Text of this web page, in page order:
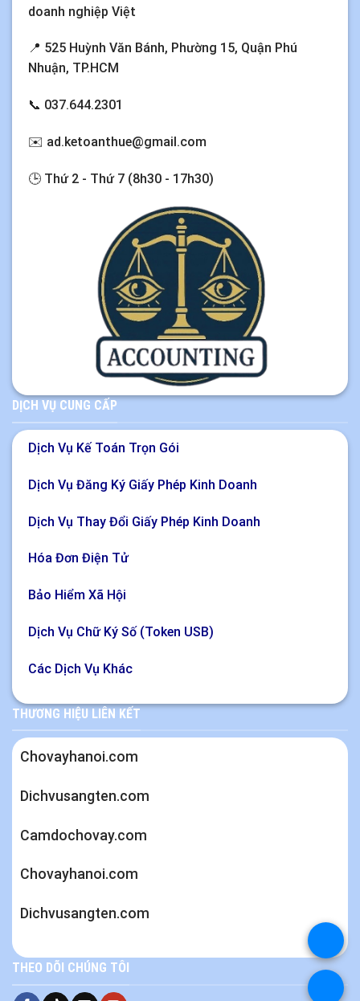
doanh nghiệp Việt
📍 525 Huỳnh Văn Bánh, Phường 15, Quận Phú
Nhuận, TP.HCM
📞 037.644.2301
✉️ ad.ketoanthue@gmail.com
🕒 Thứ 2 - Thứ 7 (8h30 - 17h30)
DỊCH VỤ CUNG CẤP
Dịch Vụ Kế Toán Trọn Gói
Dịch Vụ Đăng Ký Giấy Phép Kinh Doanh
Dịch Vụ Thay Đổi Giấy Phép Kinh Doanh
Hóa Đơn Điện Tử
Bảo Hiểm Xã Hội
Dịch Vụ Chữ Ký Số (Token USB)
Các Dịch Vụ Khác
THƯƠNG HIỆU LIÊN KẾT
Chovayhanoi.com
Dichvusangten.com
Camdochovay.com
Chovayhanoi.com
Dichvusangten.com
THEO DÕI CHÚNG TÔI